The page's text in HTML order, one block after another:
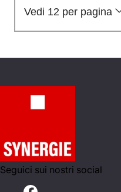
Vedi 12 per pagina
Seguici sui nostri social